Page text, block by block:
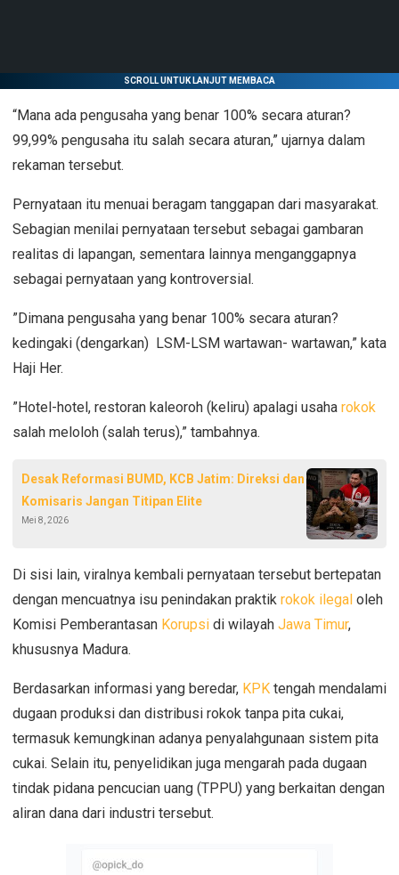
SCROLL UNTUK LANJUT MEMBACA
‎“Mana ada pengusaha yang benar 100% secara aturan?
99,99% pengusaha itu salah secara aturan,” ujarnya dalam
rekaman tersebut.
‎Pernyataan itu menuai beragam tanggapan dari masyarakat.
Sebagian menilai pernyataan tersebut sebagai gambaran
realitas di lapangan, sementara lainnya menganggapnya
sebagai pernyataan yang kontroversial.
‎”Dimana pengusaha yang benar 100% secara aturan?
kedingaki (dengarkan) LSM-LSM wartawan- wartawan,” kata
Haji Her.
‎”Hotel-hotel, restoran kaleoroh (keliru) apalagi usaha rokok
salah meloloh (salah terus),” tambahnya.
Desak Reformasi BUMD, KCB Jatim: Direksi dan
Komisaris Jangan Titipan Elite
Mei 8, 2026
‎Di sisi lain, viralnya kembali pernyataan tersebut bertepatan
dengan mencuatnya isu penindakan praktik rokok ilegal oleh
Komisi Pemberantasan Korupsi di wilayah Jawa Timur,
khususnya Madura.
‎Berdasarkan informasi yang beredar, KPK tengah mendalami
dugaan produksi dan distribusi rokok tanpa pita cukai,
termasuk kemungkinan adanya penyalahgunaan sistem pita
cukai. Selain itu, penyelidikan juga mengarah pada dugaan
tindak pidana pencucian uang (TPPU) yang berkaitan dengan
aliran dana dari industri tersebut.